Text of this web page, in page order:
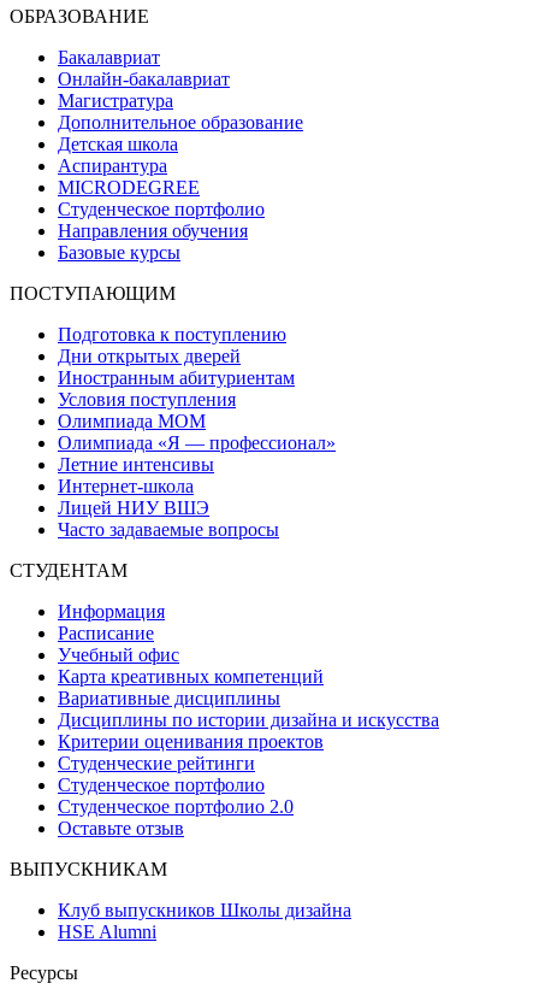
ОБРАЗОВАНИЕ
Бакалавриат
Онлайн-бакалавриат
Магистратура
Дополнительное образование
Детская школа
Аспирантура
MICRODEGREE
Студенческое портфолио
Направления обучения
Базовые курсы
ПОСТУПАЮЩИМ
Подготовка к поступлению
Дни открытых дверей
Иностранным абитуриентам
Условия поступления
Олимпиада МОМ
Олимпиада «Я — профессионал»
Летние интенсивы
Интернет-школа
Лицей НИУ ВШЭ
Часто задаваемые вопросы
СТУДЕНТАМ
Информация
Расписание
Учебный офис
Карта креативных компетенций
Вариативные дисциплины
Дисциплины по истории дизайна и искусства
Критерии оценивания проектов
Студенческие рейтинги
Студенческое портфолио
Студенческое портфолио 2.0
Оставьте отзыв
ВЫПУСКНИКАМ
Клуб выпускников Школы дизайна
HSE Alumni
Ресурсы